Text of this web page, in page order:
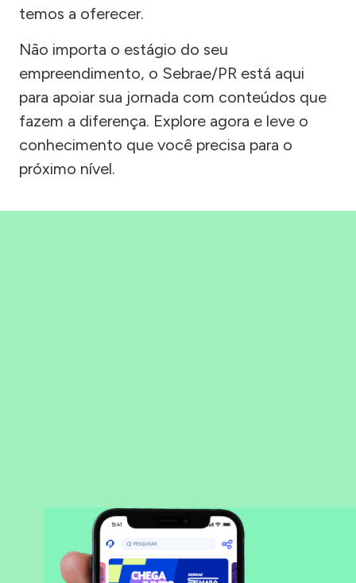
temos a oferecer.
Não importa o estágio do seu
empreendimento, o Sebrae/PR está aqui
para apoiar sua jornada com conteúdos que
fazem a diferença. Explore agora e leve o
conhecimento que você precisa para o
próximo nível.